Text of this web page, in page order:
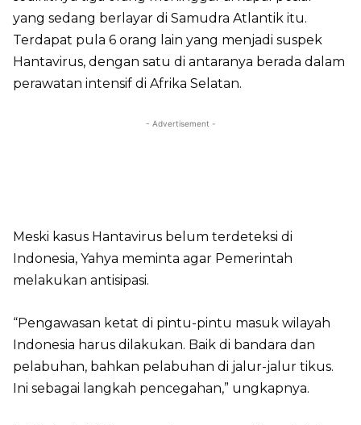
yang sedang berlayar di Samudra Atlantik itu.
Terdapat pula 6 orang lain yang menjadi suspek
Hantavirus, dengan satu di antaranya berada dalam
perawatan intensif di Afrika Selatan.
- Advertisement -
Meski kasus Hantavirus belum terdeteksi di
Indonesia, Yahya meminta agar Pemerintah
melakukan antisipasi.
“Pengawasan ketat di pintu-pintu masuk wilayah
Indonesia harus dilakukan. Baik di bandara dan
pelabuhan, bahkan pelabuhan di jalur-jalur tikus.
Ini sebagai langkah pencegahan,” ungkapnya.